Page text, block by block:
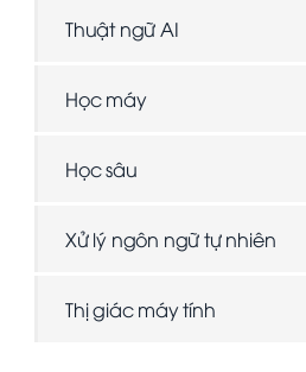
Thuật ngữ AI
Học máy
Học sâu
Xử lý ngôn ngữ tự nhiên
Thị giác máy tính